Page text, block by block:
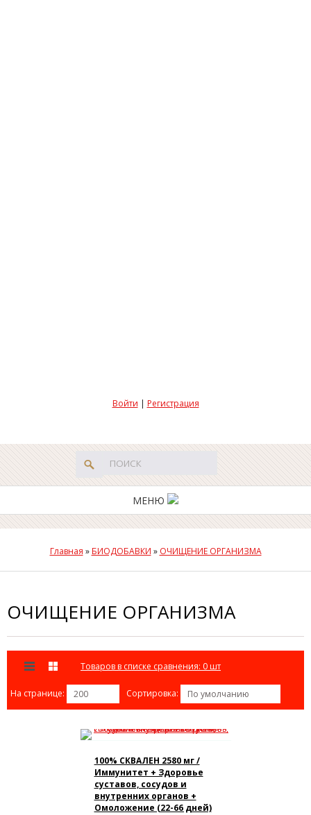
Войти | Регистрация
МЕНЮ
Главная » БИОДОБАВКИ » ОЧИЩЕНИЕ ОРГАНИЗМА
ОЧИЩЕНИЕ ОРГАНИЗМА
Товаров в списке сравнения: 0 шт
На странице: 200 Сортировка: По умолчанию
100% СКВАЛЕН 2580 мг /
Иммунитет + Здоровье
суставов, сосудов и
внутренних органов +
Омоложение (22-66 дней)